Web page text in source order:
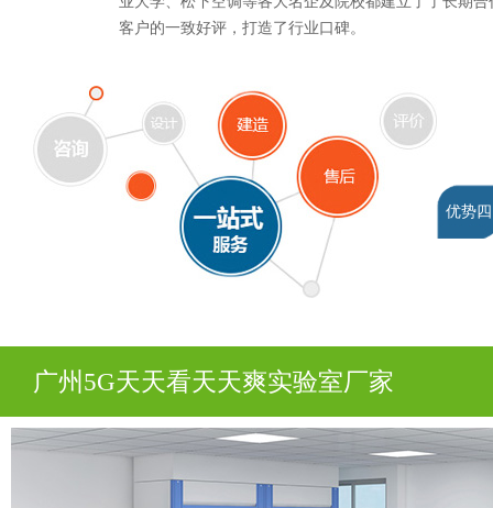
客户的一致好评，打造了行业口碑。
优势四
广州5G天天看天天爽实验室厂家